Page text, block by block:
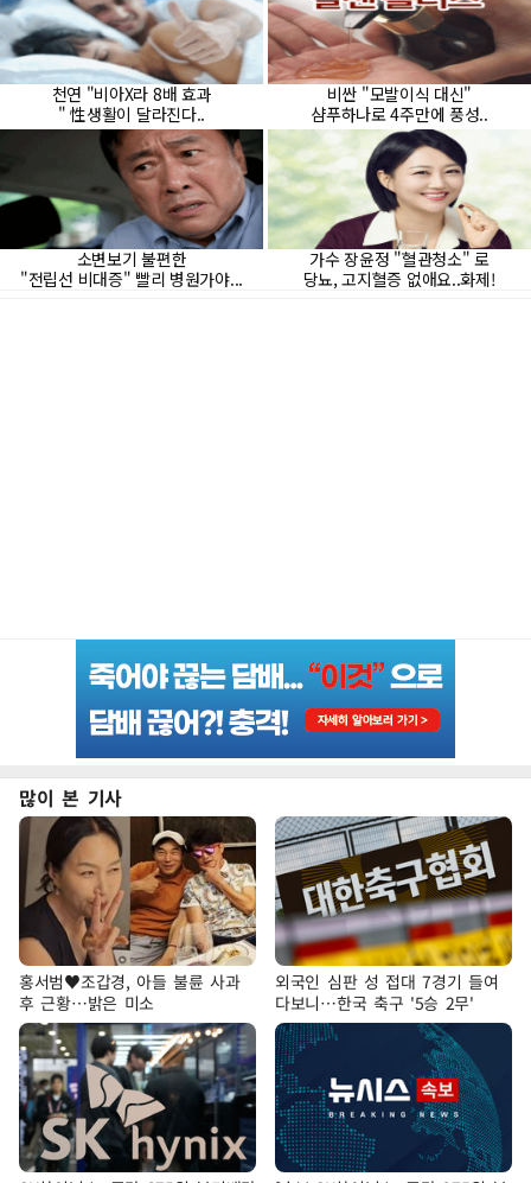
많이 본 기사
홍서범♥조갑경, 아들 불륜 사과
후 근황…밝은 미소
외국인 심판 성 접대 7경기 들여
다보니…한국 축구 '5승 2무'